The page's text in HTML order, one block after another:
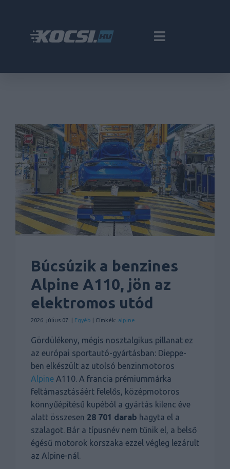
Búcsúzik a benzines
Alpine A110, jön az
elektromos utód
2026. július 07. | Egyéb | Címkék: alpine
Gördülékeny, mégis nosztalgikus pillanat ez
az európai sportautó-gyártásban: Dieppe-
ben elkészült az utolsó benzinmotoros
Alpine A110. A francia prémiummárka
feltámasztásáért felelős, középmotoros
könnyűépítésű kupéból a gyártás kilenc éve
alatt összesen 28 701 darab hagyta el a
szalagot. Bár a típusnév nem tűnik el, a belső
égésű motorok korszaka ezzel végleg lezárult
az Alpine-nál.